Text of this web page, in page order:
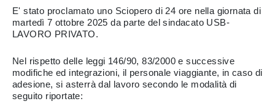
E' stato proclamato uno Sciopero di 24 ore nella giornata di
martedì 7 ottobre 2025 da parte del sindacato USB-
LAVORO PRIVATO.
Nel rispetto delle leggi 146/90, 83/2000 e successive
modifiche ed integrazioni, il personale viaggiante, in caso di
adesione, si asterrà dal lavoro secondo le modalità di
seguito riportate: